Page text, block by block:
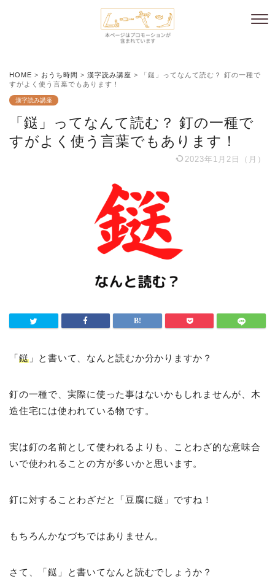
HOME > おうち時間 > 漢字読み講座 >
「鎹」ってなんて読む？ 釘の一種で
すがよく使う言葉でもあります！
漢字読み講座
「鎹」ってなんて読む？ 釘の一種で
すがよく使う言葉でもあります！
2023年1月2日（月）
「鎹」と書いて、なんと読むか分かりますか？
釘の一種で、実際に使った事はないかもしれませんが、木
造住宅には使われている物です。
実は釘の名前として使われるよりも、ことわざ的な意味合
いで使われることの方が多いかと思います。
釘に対することわざだと「豆腐に鎹」ですね！
もちろんかなづちではありません。
さて、「鎹」と書いてなんと読むでしょうか？